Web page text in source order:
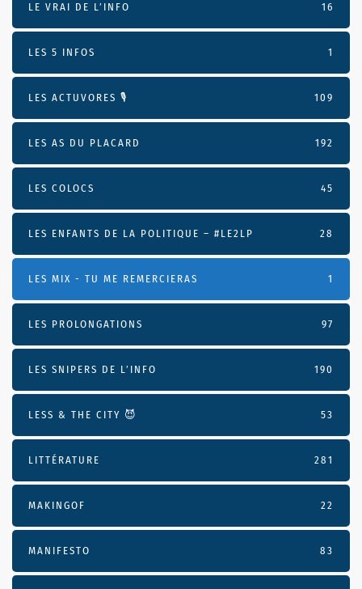
LE VRAI DE L’INFO 16
LES 5 INFOS 1
LES ACTUVORES 🎙 109
LES AS DU PLACARD 192
LES COLOCS 45
LES ENFANTS DE LA POLITIQUE – #LE2LP 28
LES MIX - TU ME REMERCIERAS 1
LES PROLONGATIONS 97
LES SNIPERS DE L’INFO 190
LESS & THE CITY 😈 53
LITTÉRATURE 281
MAKINGOF 22
MANIFESTO 83